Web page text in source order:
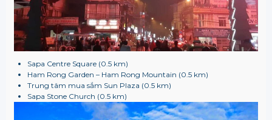
Sapa Centre Square (0.5 km)
Ham Rong Garden – Ham Rong Mountain (0.5 km)
Trung tâm mua sắm Sun Plaza (0.5 km)
Sapa Stone Church (0.5 km)